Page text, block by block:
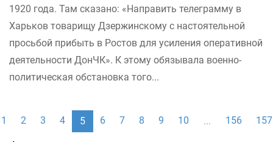
1920 года. Там сказано: «Направить телеграмму в
Харьков товарищу Дзержинскому с настоятельной
просьбой прибыть в Ростов для усиления оперативной
деятельности ДонЧК». К этому обязывала военно-
политическая обстановка того...
1 2 3 4 5 6 7 8 9 10 ... 156 157